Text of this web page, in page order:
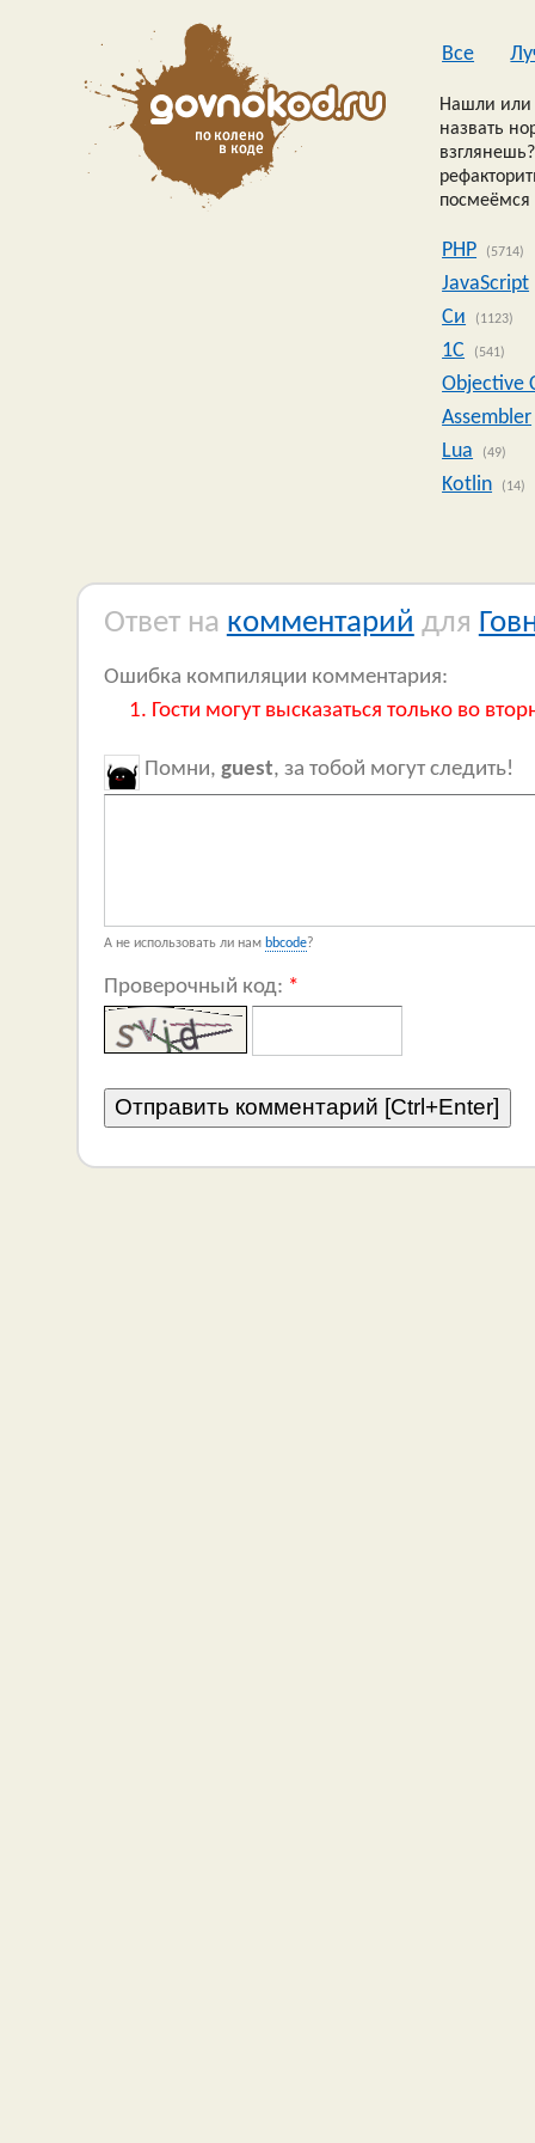
Все
Нашли или
назвать
посмеёмся
PHP (5714)
JavaScript
Си
(1123)
1C (541)
Objective
Assembler
Lua
(49)
Kotlin (14)
Ответ на комментарий для
Ошибка компиляции комментария:
Гости могут высказаться только во
Помни, guest, за тобой могут следить!
А не использовать ли нам bbcode?
Проверочный код: *